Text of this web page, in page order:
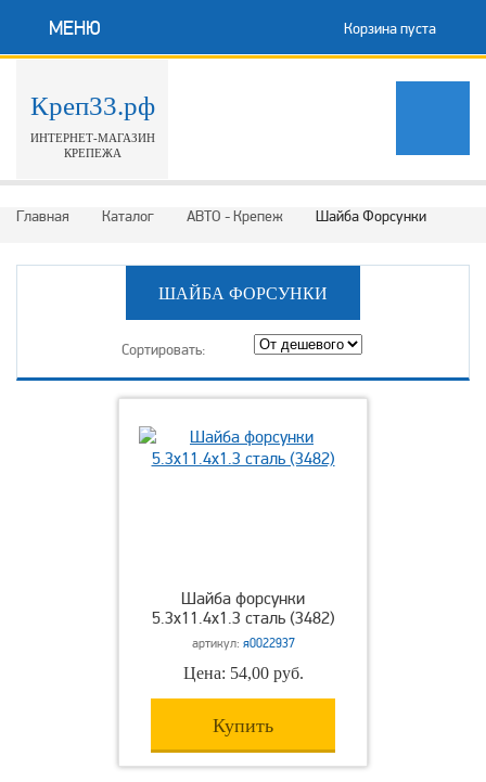
МЕНЮ Корзина пуста
Креп33.рф
ИНТЕРНЕТ-МАГАЗИН
КРЕПЕЖА
Главная Каталог АВТО - Крепеж Шайба Форсунки
ШАЙБА ФОРСУНКИ
Сортировать:
Шайба форсунки
5.3х11.4х1.3 сталь (3482)
артикул: я0022937
Цена: 54,00 руб.
Купить